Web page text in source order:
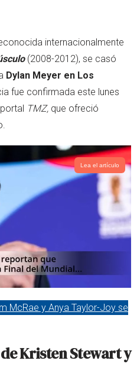
internacionalmente
(2008-2012), se casó
Dylan Meyer en Los
fue confirmada este lunes
TMZ, que ofreció
Lea el artículo
McRae y Anya Taylor-Joy se
Kristen Stewart y